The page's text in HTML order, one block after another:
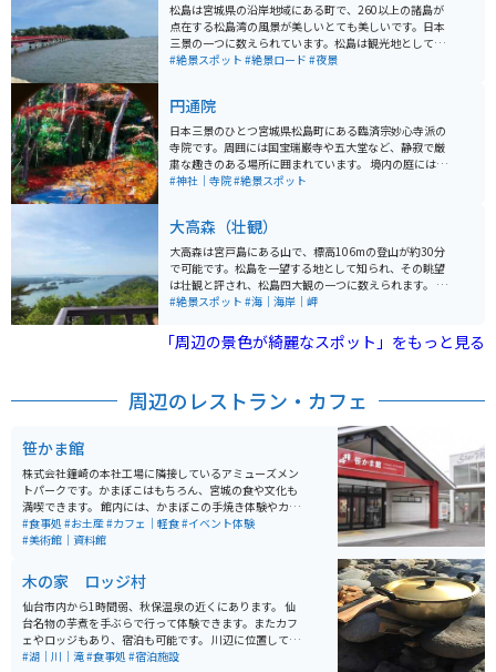
松島は宮城県の沿岸地域にある町で、260以上の諸島が
点在する松島湾の風景が美しいとても美しいです。日本
三景の一つに数えられています。松島は観光地としても
充実していて、湾内を巡る「松島遊覧船」や名所、グル
する松島は「四大観」と呼ばれる絶景ポイントもあり、
太陽と共演する時間帯には宿泊客に人気があります。ま
た、福浦橋は長い橋であり、夜にはライトアップされて
ます。 福浦橋は、松島に続く全長約250mの赤い橋で
す。広大な太平洋の中に続く長いていく橋の景色が素敵
ます。点灯時間は時期によって変わるので調べてから行
くことをオススメします。
#絶景スポット #絶景ロード #夜景
円通院
日本三景のひとつ宮城県松島町にある臨済宗妙心寺派の
寺院です。周囲には国宝瑞巌寺や五大堂など、静寂で厳
粛な趣きのある場所に囲まれています。 境内の庭には約
350年前に造られた心字の池を中心とし石庭がありま
「雲外天地の庭（石庭）」「遠州の庭」「白華峰西洋の
庭（バラの庭）」「三慧殿禅林瞑想の庭」
#神社｜寺院#絶景スポット
大高森（壮観）
大高森は宮戸島にある山で、標高106mの登山が約30分
で可能です。松島を一望する地として知られ、その眺望
は壮観と評され、松島四大観の一つに数えられます。 山
頂付近からは四方に広がる景色が楽しめ、展望台からは
天気が良ければ蔵王連峰や船形山、栗駒山も見ることが
できます。大高森は気軽に日帰りで楽しめる山で、麓に
#絶景スポット #海｜海岸｜岬
「周辺の景色が綺麗なスポット」をもっと見る
周辺のレストラン・カフェ
笹かま館
株式会社鐘崎の本社工場に隣接しているアミューズメン
トパークです。かまぼこはもちろん、宮城の食や文化も
満喫できます。 館内には、かまぼこの手焼き体験やカフ
ェ、ギフトショップ、カウンターでお酒と一緒にかまぼ
こを楽しめるお店もあります。予約制で工場見学も可能
七夕飾りを楽しむこともできます。
#食事処 #お土産#カフェ｜軽食#イベント体験
#美術館｜資料館
木の家 ロッジ村
仙台市内から1時間弱、秋保温泉の近くにあります。 仙
台名物の芋煮を手ぶらで行って体験できます。またカフ
ェやロッジもあり、宿泊も可能です。 川辺に位置してお
り夏場は川遊びも楽しめます。 入場料だけ払ってテント
#湖｜川｜滝#食事処 #宿泊施設